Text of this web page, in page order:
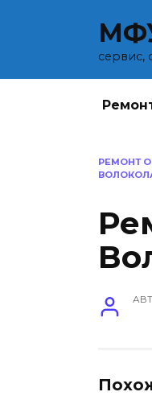
сервис,
РЕМОНТ